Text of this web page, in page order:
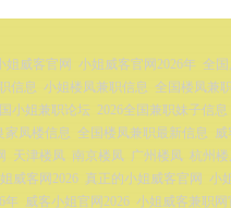
姐威客官网 小姐威客官网2026年 全
信息 小姐楼凤兼职信息 全国楼凤兼
小姐兼职论坛 2026全国兼职妹子信息
家凤楼信息 全国楼凤兼职最新信息 威
天津楼凤 南京楼凤 广州楼凤 杭州
威客网2026 真正的小姐威客官网 小
年 威客小姐官网2026 小姐威客兼职网